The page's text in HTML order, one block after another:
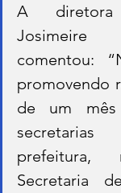
A
comentou:
promovendo
de um
Secretaria